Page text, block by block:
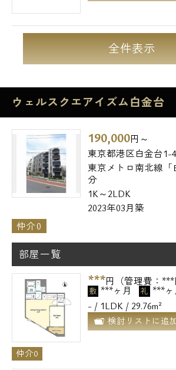
全件表示
ウェルスクエアイズム白金台
190,000円～
東京都港区白金台1-
東京メトロ南北線「
分
1K～2LDK
2023年03月築
仲介0
部屋一覧
***円（管理費：***
敷 ***ヶ月 礼 ***ヶ
- / 1LDK / 29.76m²
検討リストに追
仲介0